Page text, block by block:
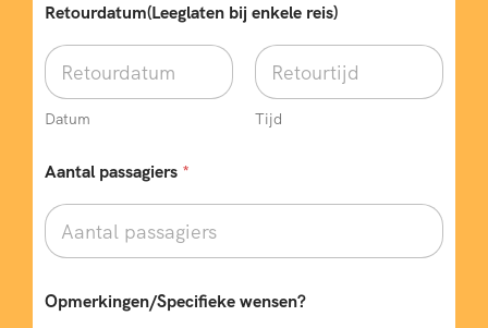
e
s
e
n
?
a
s
a
g
r
Retourdatum(Leeglaten bij enkele reis)
Datum Tijd
Aantal passagiers *
Opmerkingen/Specifieke wensen?